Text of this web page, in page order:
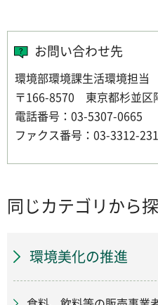
お問い合わせ先
環境部環境課生活環境担当
〒166-8570 東京都杉並区
電話番号：03-5307-0665
ファクス番号：03-3312-
同じカテゴリから
環境美化の推進